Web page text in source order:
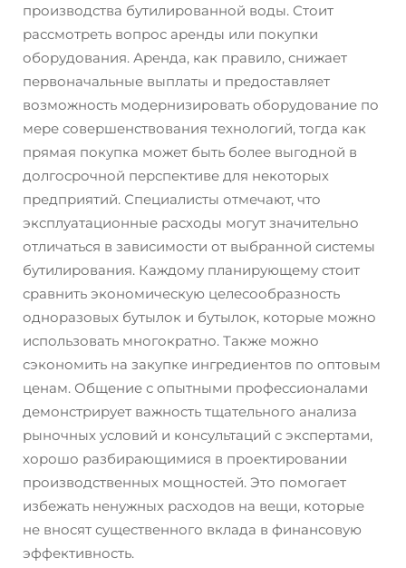
производства бутилированной воды. Стоит
рассмотреть вопрос аренды или покупки
оборудования. Аренда, как правило, снижает
первоначальные выплаты и предоставляет
возможность модернизировать оборудование по
мере совершенствования технологий, тогда как
прямая покупка может быть более выгодной в
долгосрочной перспективе для некоторых
предприятий. Специалисты отмечают, что
эксплуатационные расходы могут значительно
отличаться в зависимости от выбранной системы
бутилирования. Каждому планирующему стоит
сравнить экономическую целесообразность
одноразовых бутылок и бутылок, которые можно
использовать многократно. Также можно
сэкономить на закупке ингредиентов по оптовым
ценам. Общение с опытными профессионалами
демонстрирует важность тщательного анализа
рыночных условий и консультаций с экспертами,
хорошо разбирающимися в проектировании
производственных мощностей. Это помогает
избежать ненужных расходов на вещи, которые
не вносят существенного вклада в финансовую
эффективность.